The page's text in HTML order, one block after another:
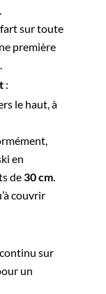
sur toute
première
:
le haut, à
en
de30 cm.
couvrir
sur
un